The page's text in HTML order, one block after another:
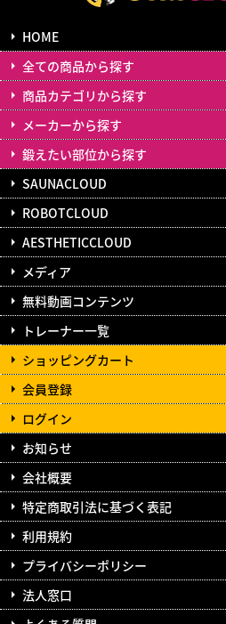
HOME
全ての商品から探す
商品カテゴリから探す
メーカーから探す
鍛えたい部位から探す
SAUNACLOUD
ROBOTCLOUD
AESTHETICCLOUD
メディア
無料動画コンテンツ
トレーナー一覧
ショッピングカート
会員登録
ログイン
お知らせ
会社概要
特定商取引法に基づく表記
利用規約
プライバシーポリシー
法人窓口